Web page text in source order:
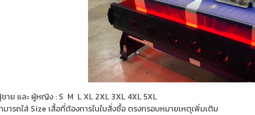
าย และ ผู้หญิง : S M L XL 2XL 3XL 4XL 5XL
ารถใส่ Size เสื้อที่ต้องการในใบสั่งซื้อ ตรงกรอบหมายเหตุเพิ่มเติม